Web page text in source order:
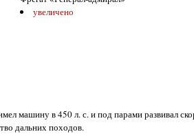
увеличено
машину в 450 л. с. и под парами развивал
дальних походов.